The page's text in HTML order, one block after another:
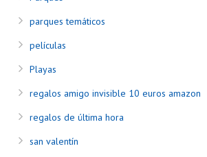
parques temáticos
películas
Playas
regalos amigo invisible 10 euros amazon
regalos de última hora
san valentín